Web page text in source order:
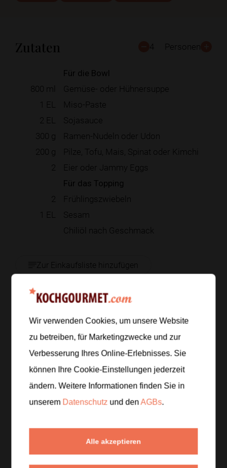
Zutaten 4 Personen
Für die Bowl
800 ml
Gemüse- oder Hühnersuppe
1 EL
Miso-Paste
2 EL
Sojasauce
300 g
Ramen-Nudeln oder Udon
200 g
Pilze, Tofu, Mais, Spinat oder Kimchi
2
Eier oder Jammy Eggs
Für das Topping
2
Frühlingszwiebeln
1 EL
Sesam
Chiliöl nach Geschmack
Zur Einkaufsliste hinzufügen
Zubereitung
Den Tofu abtropfen lassen und in Würfel schneiden.
Die Eier in6 bis 7 Minutenwachsweich kochen,
abschrecken, pellen und halbieren.
Frühlingszwiebeln in feine Ringe schneiden.
Schritt 2/5
Die Gemüse- oder Hühnersuppe in einem Topf
erhitzen. Sobald sie heiß ist, aber nicht mehr stark
Wir verwenden Cookies, um unsere Website
zu betreiben, für Marketingzwecke und zur
Verbesserung Ihres Online-Erlebnisses. Sie
können Ihre Cookie-Einstellungen jederzeit
ändern. Weitere Informationen finden Sie in
unserem Datenschutz und denAGBs.
Alle akzeptieren